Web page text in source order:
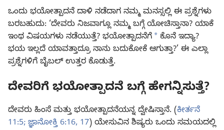
ಒಂದು ಭಯೋತ್ಪಾದನೆ ದಾಳಿ ನಡೆದಾಗ ನಮ್ಮ ಮನಸ್ಸಲ್ಲಿ ಈ ಪ್ರಶ್ನೆಗಳು
ಬರಬಹುದು: ‘ದೇವರು ನಿಜವಾಗ್ಲೂ ನಮ್ಮ ಬಗ್ಗೆ ಯೋಚಿಸ್ತಾನಾ? ಯಾಕೆ
ಇಂಥ ವಿಷಯಗಳು ನಡೆಯುತ್ತೆ? ಭಯೋತ್ಪಾದನೆಗೆ a ಕೊನೆ ಇದ್ಯಾ?
ಭಯ ಇಲ್ಲದೆ ಯಾವತ್ತಾದ್ರೂ ನಾನು ಬದುಕೋಕೆ ಆಗುತ್ತಾ?’ ಈ ಎಲ್ಲಾ
ಪ್ರಶ್ನೆಗಳಿಗೆ ಬೈಬಲ್‌ ಉತ್ತರ ಕೊಡುತ್ತೆ.
ದೇವರಿಗೆ ಭಯೋತ್ಪಾದನೆ ಬಗ್ಗೆ ಹೇಗನ್ನಿಸುತ್ತೆ?
ದೇವರು ಹಿಂಸೆ ಮತ್ತು ಭಯೋತ್ಪಾದನೆಯನ್ನ ದ್ವೇಷಿಸ್ತಾನೆ. (ಕೀರ್ತನೆ
11:5; ಜ್ಞಾನೋಕ್ತಿ 6:16, 17) ಯೇಸುವಿನ ಶಿಷ್ಯರು ಒಂದು ಸಮಯದಲ್ಲಿ